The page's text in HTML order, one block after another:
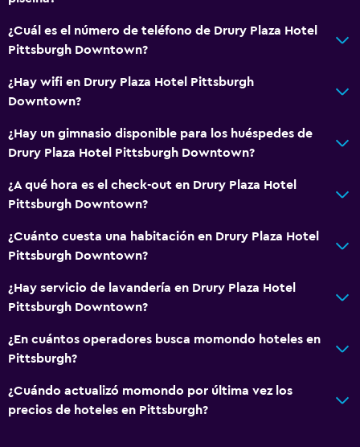
Bar/lounge
Cafetera
Servicios y facilidades
Salas de conferencia
Centro de negocios
Servicio de despertador
Instalaciones para reuniones
Recepción 24 horas
Sistema de entretenimiento
TV de pantalla plana
TV por cable o vía satélite
TV
¿Cuál es el número de teléfono de Drury Plaza Hotel
Pittsburgh Downtown?
¿Hay wifi en Drury Plaza Hotel Pittsburgh
Downtown?
¿Hay un gimnasio disponible para los huéspedes de
Drury Plaza Hotel Pittsburgh Downtown?
¿A qué hora es el check-out en Drury Plaza Hotel
Pittsburgh Downtown?
¿Cuánto cuesta una habitación en Drury Plaza Hotel
Pittsburgh Downtown?
¿Hay servicio de lavandería en Drury Plaza Hotel
Pittsburgh Downtown?
¿En cuántos operadores busca momondo hoteles en
Pittsburgh?
¿Cuándo actualizó momondo por última vez los
precios de hoteles en Pittsburgh?